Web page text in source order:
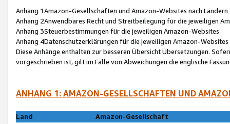
Anhang 1Amazon-Gesellschaften und Amazon-Websites nach Ländern
Anhang 2Anwendbares Recht und Streitbeilegung für die jeweiligen
Anhang 3Steuerbestimmungen für die jeweiligen Amazon-Websites
Anhang 4Datenschutzerklärungen für die jeweiligen Amazon-Websites
Diese Anhänge enthalten zur besseren Übersicht Übersetzungen.
vorgeschrieben ist, gilt im Falle von Abweichungen die englische
ANHANG 1: AMAZON-GESELLSCHAFTEN UND
Land
Amazon-Gesellschaft